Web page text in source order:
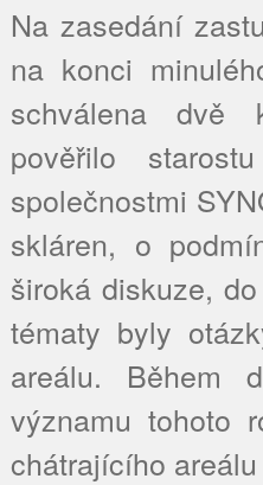
Na zasedání
na konci
schválena dvě
pověřilo
společnostmi
skláren, o
široká diskuze,
tématy byly
areálu. Během
významu tohoto
chátrajícího